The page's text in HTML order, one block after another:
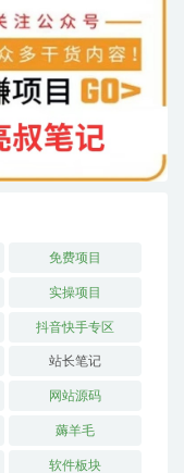
免费项目
实操项目
抖音快手专区
站长笔记
网站源码
薅羊毛
软件板块